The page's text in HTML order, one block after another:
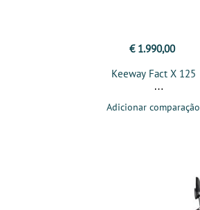
€ 1.990,00
Keeway Fact X 125
Adicionar comparação